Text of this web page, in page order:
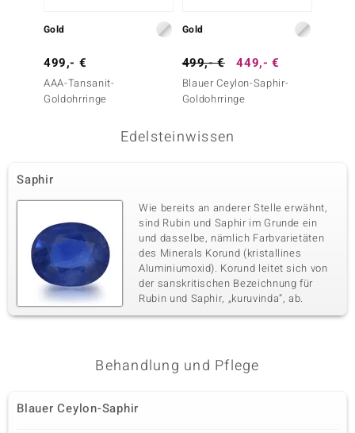
Gold
499,- €
AAA-Tansanit-
Goldohrringe
Gold
499,- € 449,- €
Blauer Ceylon-Saphir-
Goldohrringe
Edelsteinwissen
Saphir
Wie bereits an anderer Stelle erwähnt,
sind Rubin und Saphir im Grunde ein
und dasselbe, nämlich Farbvarietäten
des Minerals Korund (kristallines
Aluminiumoxid). Korund leitet sich von
der sanskritischen Bezeichnung für
Rubin und Saphir, „kuruvinda“, ab.
Behandlung und Pflege
Blauer Ceylon-Saphir